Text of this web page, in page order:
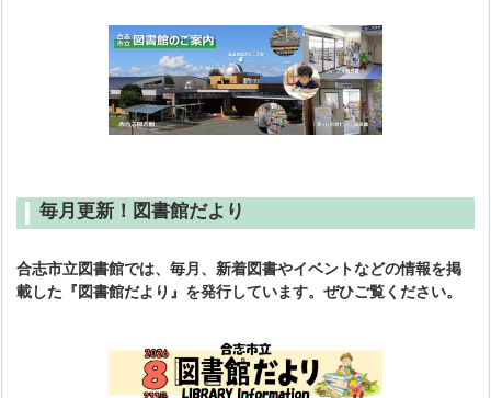
毎月更新！図書館だより
合志市立図書館では、毎月、新着図書やイベントなどの情報を掲
載した『図書館だより』を発行しています。ぜひご覧ください。